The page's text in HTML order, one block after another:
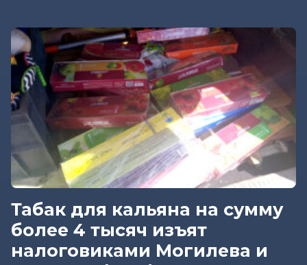
Табак для кальяна на сумму
более 4 тысяч изъят
налоговиками Могилева и